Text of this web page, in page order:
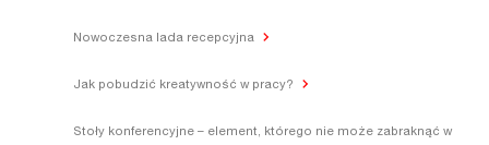
Nowoczesna lada recepcyjna
Jak pobudzić kreatywność w pracy?
Stoły konferencyjne – element, którego nie może zabraknąć w